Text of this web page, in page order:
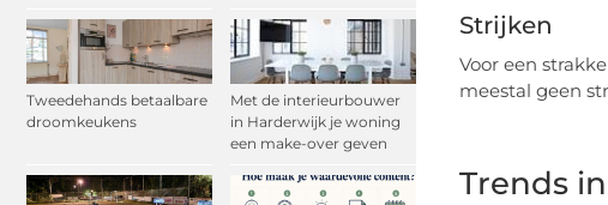
Tweedehands betaalbare
droomkeukens
Met de interieurbouwer
in Harderwijk je woning
een make-over geven
Strijken
Voor een
meestal geen
Trends